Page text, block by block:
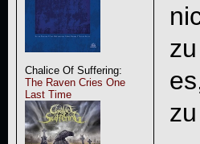
Chalice Of Suffering:
The Raven Cries One
Last Time